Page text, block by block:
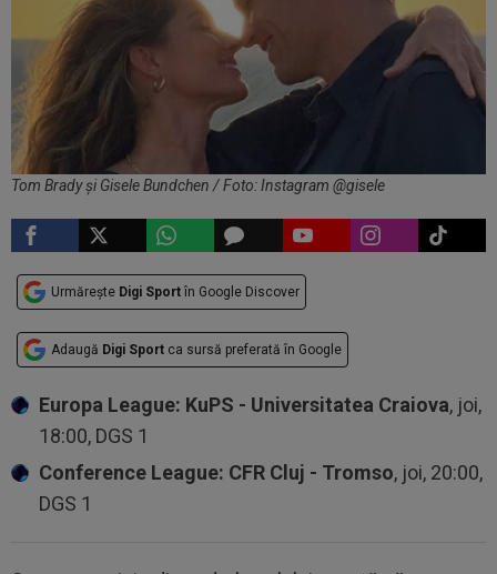
Tom Brady și Gisele Bundchen / Foto: Instagram @gisele
Urmărește Digi Sport în Google Discover
Adaugă Digi Sport ca sursă preferată în Google
Europa League: KuPS - Universitatea Craiova, joi,
18:00, DGS 1
Conference League: CFR Cluj - Tromso, joi, 20:00,
DGS 1